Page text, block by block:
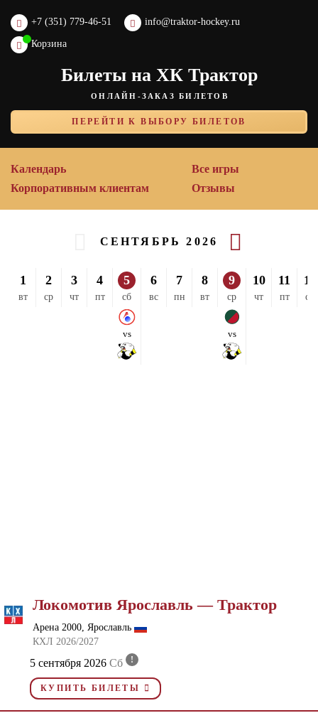
+7 (351) 779-46-51
info@traktor-hockey.ru
Корзина
Билеты на ХК Трактор
ОНЛАЙН-ЗАКАЗ БИЛЕТОВ
ПЕРЕЙТИ К ВЫБОРУ БИЛЕТОВ
Календарь
Все игры
Корпоративным клиентам
Отзывы
СЕНТЯБРЬ 2026
1
вт
2
ср
3
чт
4
пт
5
сб
vs
6
вс
7
пн
8
вт
9
ср
vs
10
чт
11
пт
12
сб
Локомотив Ярославль — Трактор
Арена 2000, Ярославль
КХЛ 2026/2027
5 сентября 2026 Сб !
КУПИТЬ БИЛЕТЫ